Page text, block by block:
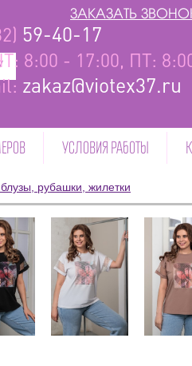
59-40-17
8:00 - 17:00, ПТ:
zakaz@viotex37.ru
ЗАКАЗАТЬ
УСЛОВИЯ РАБОТЫ
рубашки, жилетки